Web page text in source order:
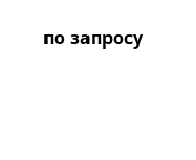
по запросу